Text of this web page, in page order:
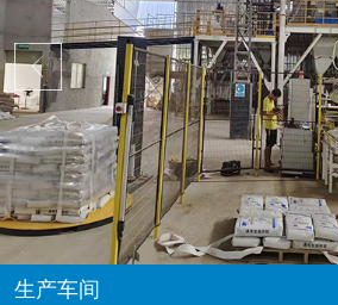
生产车间